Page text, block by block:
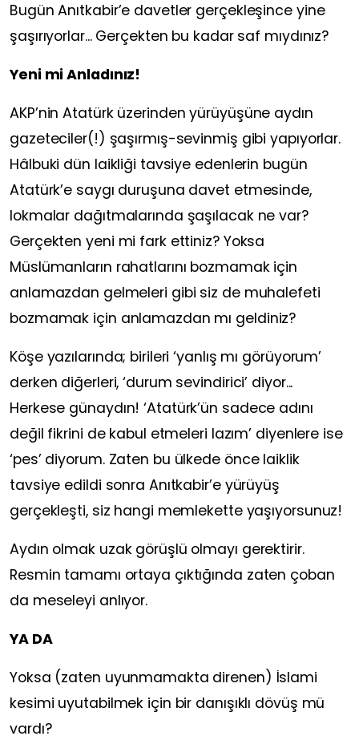
Bugün Anıtkabir’e davetler gerçekleşince yine
şaşırıyorlar... Gerçekten bu kadar saf mıydınız?
Yeni mi Anladınız!
AKP’nin Atatürk üzerinden yürüyüşüne aydın
gazeteciler(!) şaşırmış-sevinmiş gibi yapıyorlar.
Hâlbuki dün laikliği tavsiye edenlerin bugün
Atatürk’e saygı duruşuna davet etmesinde,
lokmalar dağıtmalarında şaşılacak ne var?
Gerçekten yeni mi fark ettiniz? Yoksa
Müslümanların rahatlarını bozmamak için
anlamazdan gelmeleri gibi siz de muhalefeti
bozmamak için anlamazdan mı geldiniz?
Köşe yazılarında; birileri ‘yanlış mı görüyorum’
derken diğerleri, ‘durum sevindirici’ diyor...
Herkese günaydın! ‘Atatürk’ün sadece adını
değil fikrini de kabul etmeleri lazım’ diyenlere ise
‘pes’ diyorum. Zaten bu ülkede önce laiklik
tavsiye edildi sonra Anıtkabir’e yürüyüş
gerçekleşti, siz hangi memlekette yaşıyorsunuz!
Aydın olmak uzak görüşlü olmayı gerektirir.
Resmin tamamı ortaya çıktığında zaten çoban
da meseleyi anlıyor.
YA DA
Yoksa (zaten uyunmamakta direnen) İslami
kesimi uyutabilmek için bir danışıklı dövüş mü
vardı?